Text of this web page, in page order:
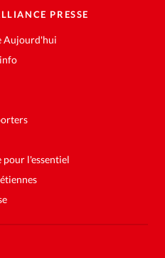
PRESSE
Aujourd'hui
l'essentiel